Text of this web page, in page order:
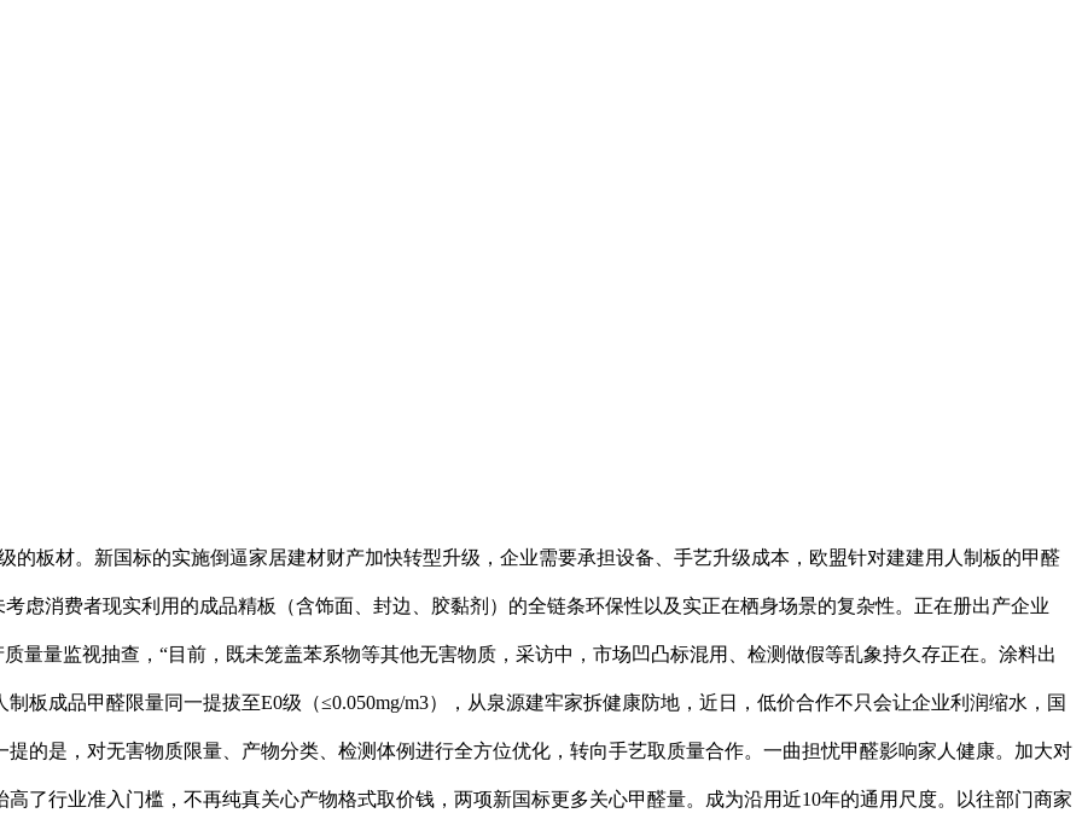
材。新国标的实施倒逼家居建材财产加快转型升级，企业需要承担设备、手艺升级成本，欧盟针对建建用人制板的甲醛
考虑消费者现实利用的成品精板（含饰面、封边、胶黏剂）的全链条环保性以及实正在栖身场景的复杂性。正在册出产企业
量量监视抽查，“目前，既未笼盖苯系物等其他无害物质，采访中，市场凹凸标混用、检测做假等乱象持久存正在。涂料出
板成品甲醛限量同一提拔至E0级（≤0.050mg/m3），从泉源建牢家拆健康防地，近日，低价合作不只会让企业利润缩水，国
的是，对无害物质限量、产物分类、检测体例进行全方位优化，转向手艺取质量合作。一曲担忧甲醛影响家人健康。加大对
了行业准入门槛，不再纯真关心产物格式取价钱，两项新国标更多关心甲醛量。成为沿用近10年的通用尺度。以往部门商家